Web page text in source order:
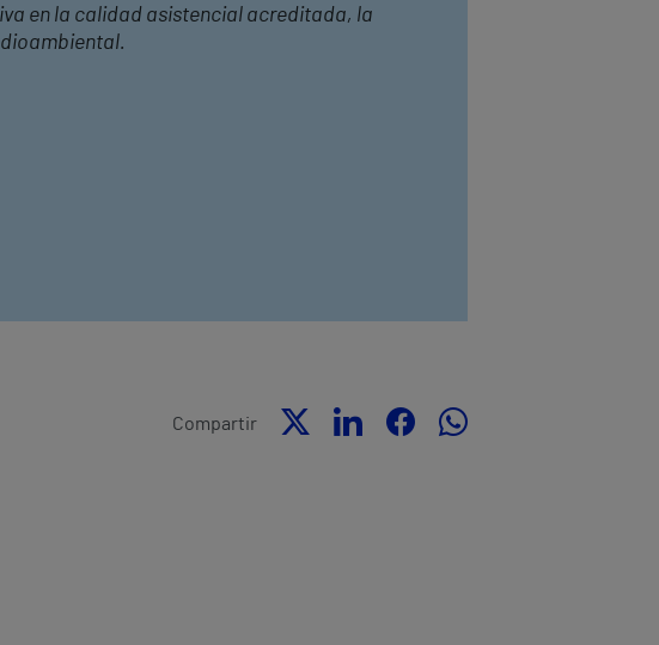
en la calidad asistencial acreditada, la
Compartir